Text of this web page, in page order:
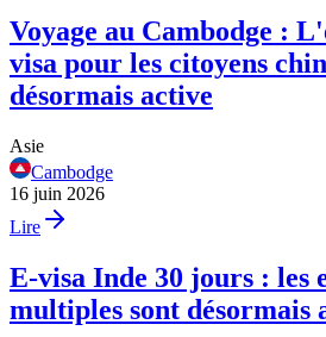
Voyage au Cambodge :
visa pour les citoyens
désormais active
Asie
Cambodge
16 juin 2026
Lire
E-visa Inde 30 jours : les
multiples sont désormais